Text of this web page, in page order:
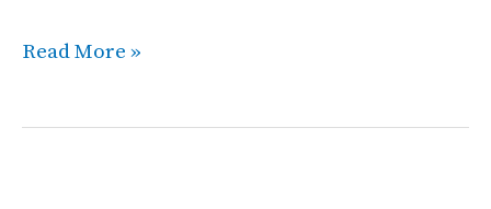
Read More »